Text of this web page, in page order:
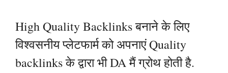
High Quality Backlinks बनाने के लिए
विश्वसनीय प्लेटफार्म को अपनाएं Quality
backlinks के द्वारा भी DA मैं ग्रोथ होती है.